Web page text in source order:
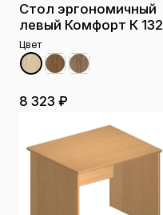
Стол эргономичный
левый Комфорт К 132
Цвет
8 323 ₽